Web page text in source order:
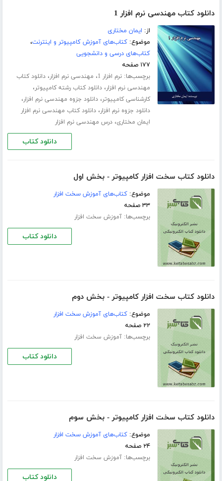
دانلود کتاب مهندسی نرم افزار 1
از: ایمان مختاری
موضوع:کتاب‌های آموزش کامپیوتر و اینترنت،
کتاب‌های درسی و دانشجویی
۱۷۷ صفحه
برچسب‌ها:نرم افزار 1 ، مهندسی نرم افزار،دانلود کتاب
مهندسی نرم افزار،دانلود کتاب رشته کامپیوتر،
کارشناسی کامپیوتر،دانلود جزوه مهندسی نرم افزار،
دانلود جزوه نرم افزار،دانلود کتاب مهندسی نرم افزار
ایمان مختاری،درس مهندسی نرم افزار
دانلود کتاب
دانلود کتاب سخت افزار کامپیوتر - بخش اول
موضوع:کتاب‌های آموزش سخت افزار
۳۳ صفحه
برچسب‌ها:آموزش سخت افزار
دانلود کتاب
دانلود کتاب سخت افزار کامپیوتر - بخش دوم
موضوع:کتاب‌های آموزش سخت افزار
۲۲ صفحه
برچسب‌ها:آموزش سخت افزار
دانلود کتاب
دانلود کتاب سخت افزار کامپیوتر - بخش سوم
موضوع:کتاب‌های آموزش سخت افزار
۲۴ صفحه
برچسب‌ها:آموزش سخت افزار
دانلود کتاب